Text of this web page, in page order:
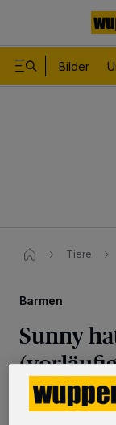
Bilder
Tiere
Barmen
Sunny
Wuppertal·